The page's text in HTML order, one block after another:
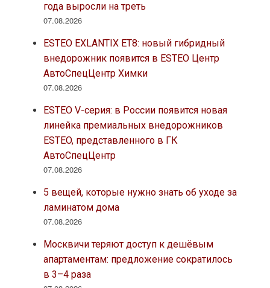
года выросли на треть
07.08.2026
ESTEO EXLANTIX ET8: новый гибридный
внедорожник появится в ESTEO Центр
АвтоСпецЦентр Химки
07.08.2026
ESTEO V-серия: в России появится новая
линейка премиальных внедорожников
ESTEO, представленного в ГК
АвтоСпецЦентр
07.08.2026
5 вещей, которые нужно знать об уходе за
ламинатом дома
07.08.2026
Москвичи теряют доступ к дешёвым
апартаментам: предложение сократилось
в 3–4 раза